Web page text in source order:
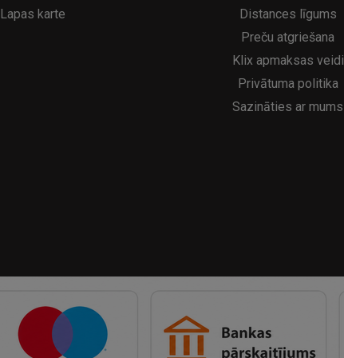
Lapas karte
Distances līgums
Preču atgriešana
Klix apmaksas veidi
Privātuma politika
Sazināties ar mums